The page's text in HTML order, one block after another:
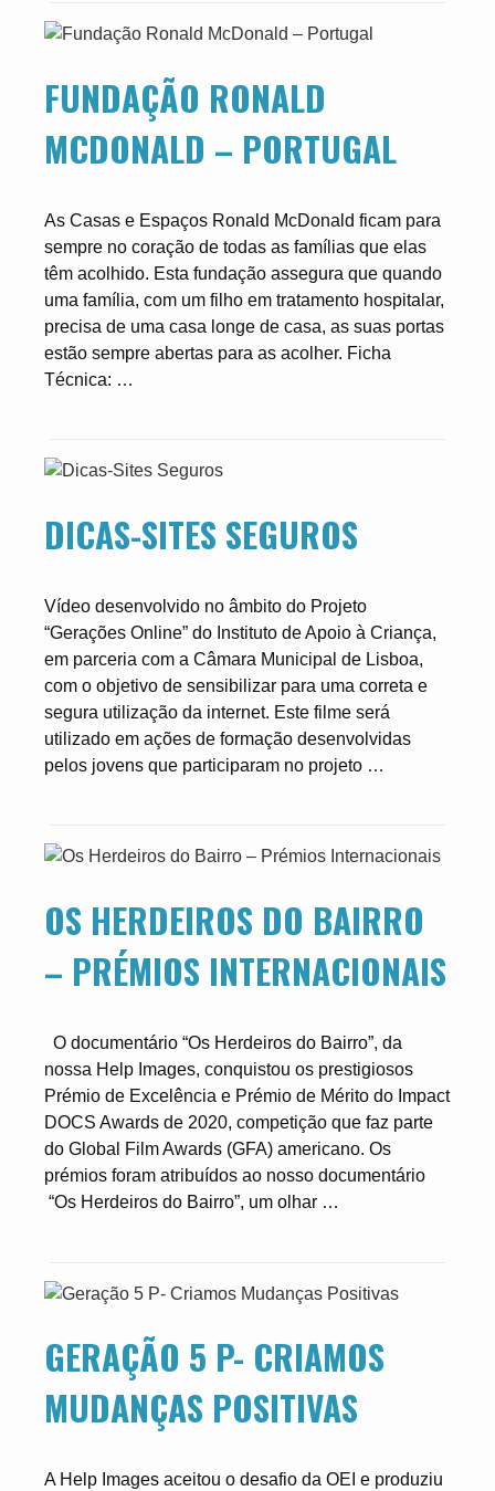
FUNDAÇÃO RONALD
MCDONALD – PORTUGAL
As Casas e Espaços Ronald McDonald ficam para
sempre no coração de todas as famílias que elas
têm acolhido. Esta fundação assegura que quando
uma família, com um filho em tratamento hospitalar,
precisa de uma casa longe de casa, as suas portas
estão sempre abertas para as acolher. Ficha
Técnica: …
DICAS-SITES SEGUROS
Vídeo desenvolvido no âmbito do Projeto
“Gerações Online” do Instituto de Apoio à Criança,
em parceria com a Câmara Municipal de Lisboa,
com o objetivo de sensibilizar para uma correta e
segura utilização da internet. Este filme será
utilizado em ações de formação desenvolvidas
pelos jovens que participaram no projeto …
OS HERDEIROS DO BAIRRO
– PRÉMIOS INTERNACIONAIS
O documentário “Os Herdeiros do Bairro”, da
nossa Help Images, conquistou os prestigiosos
Prémio de Excelência e Prémio de Mérito do Impact
DOCS Awards de 2020, competição que faz parte
do Global Film Awards (GFA) americano. Os
prémios foram atribuídos ao nosso documentário
“Os Herdeiros do Bairro”, um olhar …
GERAÇÃO 5 P- CRIAMOS
MUDANÇAS POSITIVAS
A Help Images aceitou o desafio da OEI e produziu